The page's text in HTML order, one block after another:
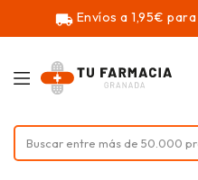
local_shipping Envíos a 1,95€